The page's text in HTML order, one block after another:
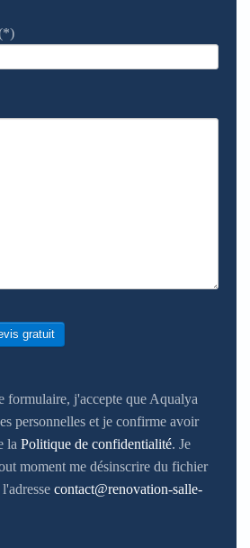
gratuit
formulaire, j'accepte que Aqualya
personnelles et je confirme avoir
la Politique de confidentialité. Je
moment me désinscrire du fichier
contact@renovation-salle-